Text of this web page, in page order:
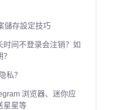
儲存設定技巧
时间不登录会注销？如
私？
浏览器、迷你应
星星等